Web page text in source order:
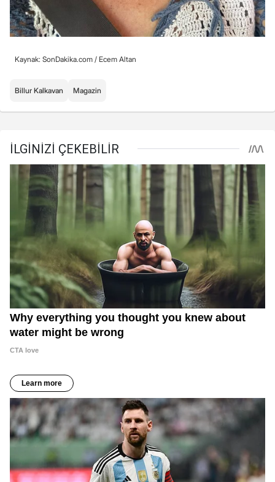
Kaynak: SonDakika.com / Ecem Altan
Billur Kalkavan Magazin